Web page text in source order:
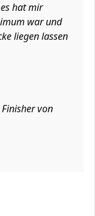
hat mir
war und
liegen lassen
von